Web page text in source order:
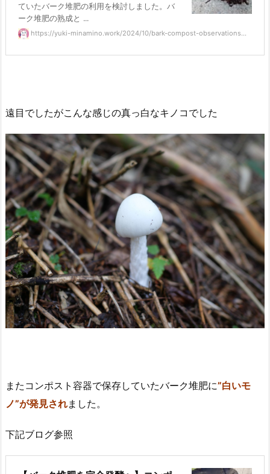
ていたバーク堆肥の利用を検討しました。バ
ーク堆肥の熟成と ...
https://yuki-minamino.work/2024/10/bark-compost-observations...
遠目でしたがこんな感じの真っ白なキノコでした
またコンポスト容器で保存していたバーク堆肥に”白いモ
ノ”が発見されました。
下記ブログ参照